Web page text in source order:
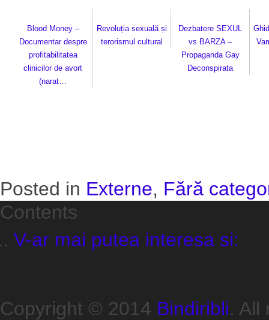
Blood Money –
Documentar despre
profitabilitatea
clinicilor de avort
(narat…
Revoluția sexuală și
terorismul cultural
Dezbatere SEXUL
vs BARZA –
Propaganda Gay
Deconspirata
Posted in Externe, Fără
Contents
V-ar mai putea interesa si:
Copyright © 2014 Bindiribli. All